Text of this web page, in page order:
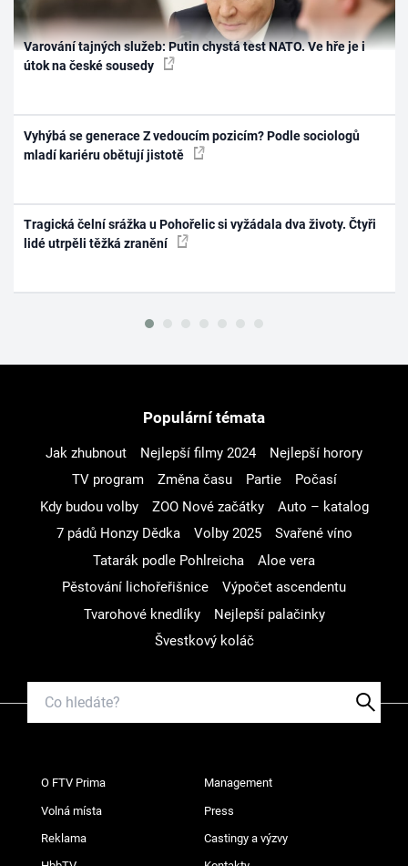
Varování tajných služeb: Putin chystá test NATO. Ve hře je i
útok na české sousedy
Vyhýbá se generace Z vedoucím pozicím? Podle sociologů
mladí kariéru obětují jistotě
Tragická čelní srážka u Pohořelic si vyžádala dva životy. Čtyři
lidé utrpěli těžká zranění
Populární témata
Jak zhubnout Nejlepší filmy 2024
Nejlepší horory
TV program
Změna času Partie
Počasí
Kdy budou volby
ZOO Nové začátky
Auto – katalog
7 pádů Honzy Dědka
Volby 2025
Svařené víno
Tatarák podle Pohlreicha
Aloe vera
Pěstování lichořeřišnice
Výpočet ascendentu
Tvarohové knedlíky
Nejlepší palačinky
Švestkový koláč
O FTV Prima Management
Volná místa Press
Reklama Castingy a výzvy